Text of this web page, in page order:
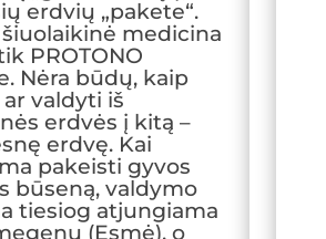
erdvių „pakete“.
šiuolaikinė medicina
PROTONO
Nėra būdų, kaip
valdyti iš
erdvės į kitą –
erdvę. Kai
pakeisti gyvos
būseną, valdymo
tiesiog atjungiama
(Esmė), o